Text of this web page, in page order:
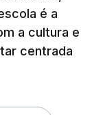
é a
a cultura e
centrada